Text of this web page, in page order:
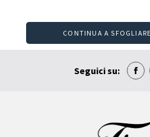
CONTINUA A
Seguici su: